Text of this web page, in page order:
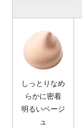
しっとりなめ
らかに密着
明るいベージ
ュ